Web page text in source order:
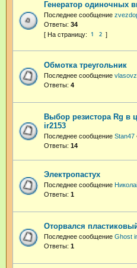
Генератор одиночных
Последнее сообщение
Ответы: 34
1 2
Обмотка треугольник
Последнее сообщение
Ответы: 4
Выбор резистора Rg в
ir2153
Последнее сообщение Stan47
Ответы: 14
Электропастух
Последнее сообщение
Ответы: 1
Оторвался
Последнее сообщение Ghost
Ответы: 1